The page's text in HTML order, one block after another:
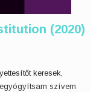
(2020)
keresek,
szívem